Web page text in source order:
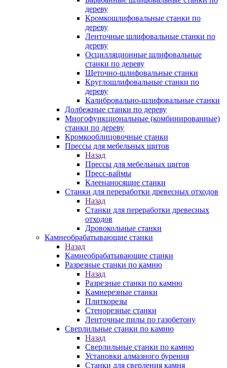
дереву
Кромкошлифовальные станки по
дереву
Ленточные шлифовальные станки по
дереву
Осцилляционные шлифовальные
станки по дереву
Щеточно-шлифовальные станки
Круглошлифовальные станки по
дереву
Калибровально-шлифовальные станки
Долбежные станки по дереву
Многофункциональные (комбинированные)
станки по дереву
Кромкооблицовочные станки
Прессы для мебельных щитов
Назад
Прессы для мебельных щитов
Пресс-ваймы
Клеенаносящие станки
Станки для переработки древесных отходов
Назад
Станки для переработки древесных
отходов
Дровокольные станки
Камнеобрабатывающие станки
Назад
Камнеобрабатывающие станки
Разрезные станки по камню
Назад
Разрезные станки по камню
Камнерезные станки
Плиткорезы
Стенорезные станки
Ленточные пилы по газобетону
Сверлильные станки по камню
Назад
Сверлильные станки по камню
Установки алмазного бурения
Станки для сверления камня